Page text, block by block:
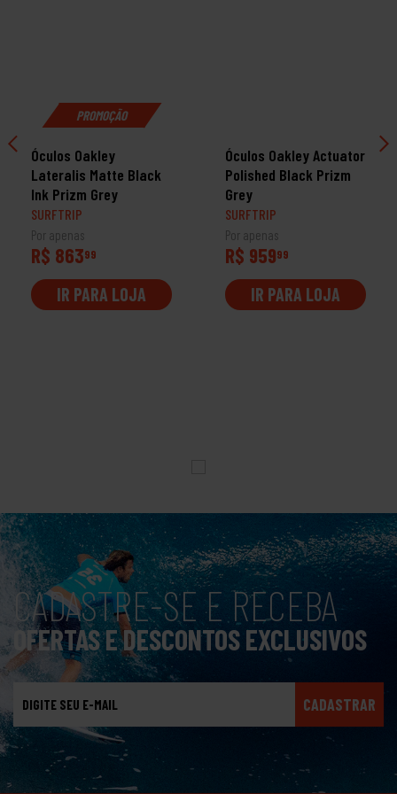
PROMOÇÃO
Óculos Oakley
Lateralis Matte Black
Ink Prizm Grey
SURFTRIP
Por apenas
R$ 86399
IR PARA LOJA
Óculos Oakley Actuator
Polished Black Prizm
Grey
SURFTRIP
Por apenas
R$ 95999
IR PARA LOJA
CADASTRE-SE E RECEBA
OFERTAS E DESCONTOS EXCLUSIVOS
CADASTRAR